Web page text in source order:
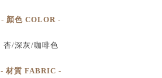
- 顏色 COLOR -
杏/深灰/咖啡色
- 材質 FABRIC -